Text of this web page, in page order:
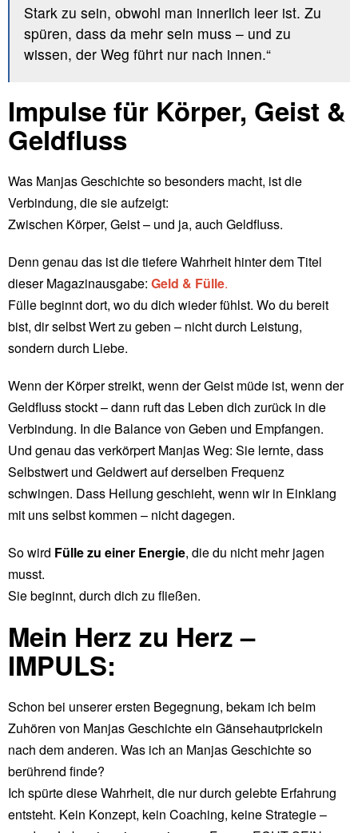
Stark zu sein, obwohl man innerlich leer ist. Zu
spüren, dass da mehr sein muss – und zu
wissen, der Weg führt nur nach innen.“
Impulse für Körper, Geist &
Geldfluss
Was Manjas Geschichte so besonders macht, ist die
Verbindung, die sie aufzeigt:
Zwischen Körper, Geist – und ja, auch Geldfluss.
Denn genau das ist die tiefere Wahrheit hinter dem Titel
dieser Magazinausgabe: Geld & Fülle.
Fülle beginnt dort, wo du dich wieder fühlst. Wo du bereit
bist, dir selbst Wert zu geben – nicht durch Leistung,
sondern durch Liebe.
Wenn der Körper streikt, wenn der Geist müde ist, wenn der
Geldfluss stockt – dann ruft das Leben dich zurück in die
Verbindung. In die Balance von Geben und Empfangen.
Und genau das verkörpert Manjas Weg: Sie lernte, dass
Selbstwert und Geldwert auf derselben Frequenz
schwingen. Dass Heilung geschieht, wenn wir in Einklang
mit uns selbst kommen – nicht dagegen.
So wird Fülle zu einer Energie, die du nicht mehr jagen
musst.
Sie beginnt, durch dich zu fließen.
Mein Herz zu Herz –
IMPULS:
Schon bei unserer ersten Begegnung, bekam ich beim
Zuhören von Manjas Geschichte ein Gänsehautprickeln
nach dem anderen. Was ich an Manjas Geschichte so
berührend finde?
Ich spürte diese Wahrheit, die nur durch gelebte Erfahrung
entsteht. Kein Konzept, kein Coaching, keine Strategie –